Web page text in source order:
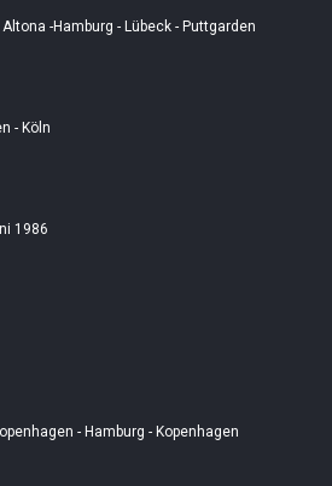
-Hamburg - Lübeck - Puttgarden
- Köln
1986
- Hamburg - Kopenhagen